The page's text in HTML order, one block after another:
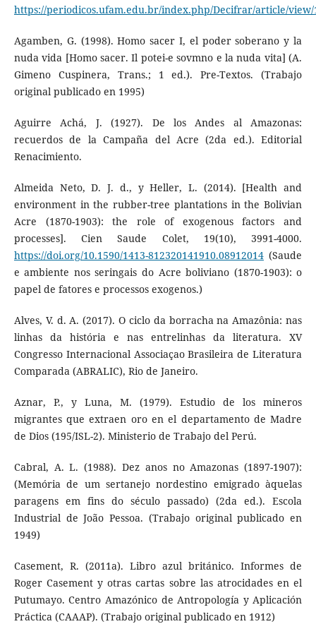
https://periodicos.ufam.edu.br/index.php/Decifrar/article/view/
Agamben, G. (1998). Homo sacer I, el poder soberano y la
nuda vida [Homo sacer. Il potei-e sovmno e la nuda vita] (A.
Gimeno Cuspinera, Trans.; 1 ed.). Pre-Textos. (Trabajo
original publicado en 1995)
Aguirre Achá, J. (1927). De los Andes al Amazonas:
recuerdos de la Campaña del Acre (2da ed.). Editorial
Renacimiento.
Almeida Neto, D. J. d., y Heller, L. (2014). [Health and
environment in the rubber-tree plantations in the Bolivian
Acre (1870-1903): the role of exogenous factors and
processes]. Cien Saude Colet, 19(10), 3991-4000.
https://doi.org/10.1590/1413-812320141910.08912014(Saude
e ambiente nos seringais do Acre boliviano (1870-1903): o
papel de fatores e processos exogenos.)
Alves, V. d. A. (2017). O ciclo da borracha na Amazônia: nas
linhas da história e nas entrelinhas da literatura. XV
Congresso Internacional Associaçao Brasileira de Literatura
Comparada (ABRALIC), Rio de Janeiro.
Aznar, P., y Luna, M. (1979). Estudio de los mineros
migrantes que extraen oro en el departamento de Madre
de Dios (195/ISL-2). Ministerio de Trabajo del Perú.
Cabral, A. L. (1988). Dez anos no Amazonas (1897-1907):
(Memória de um sertanejo nordestino emigrado àquelas
paragens em fins do século passado) (2da ed.). Escola
Industrial de João Pessoa. (Trabajo original publicado en
1949)
Casement, R. (2011a). Libro azul británico. Informes de
Roger Casement y otras cartas sobre las atrocidades en el
Putumayo. Centro Amazónico de Antropología y Aplicación
Práctica (CAAAP). (Trabajo original publicado en 1912)